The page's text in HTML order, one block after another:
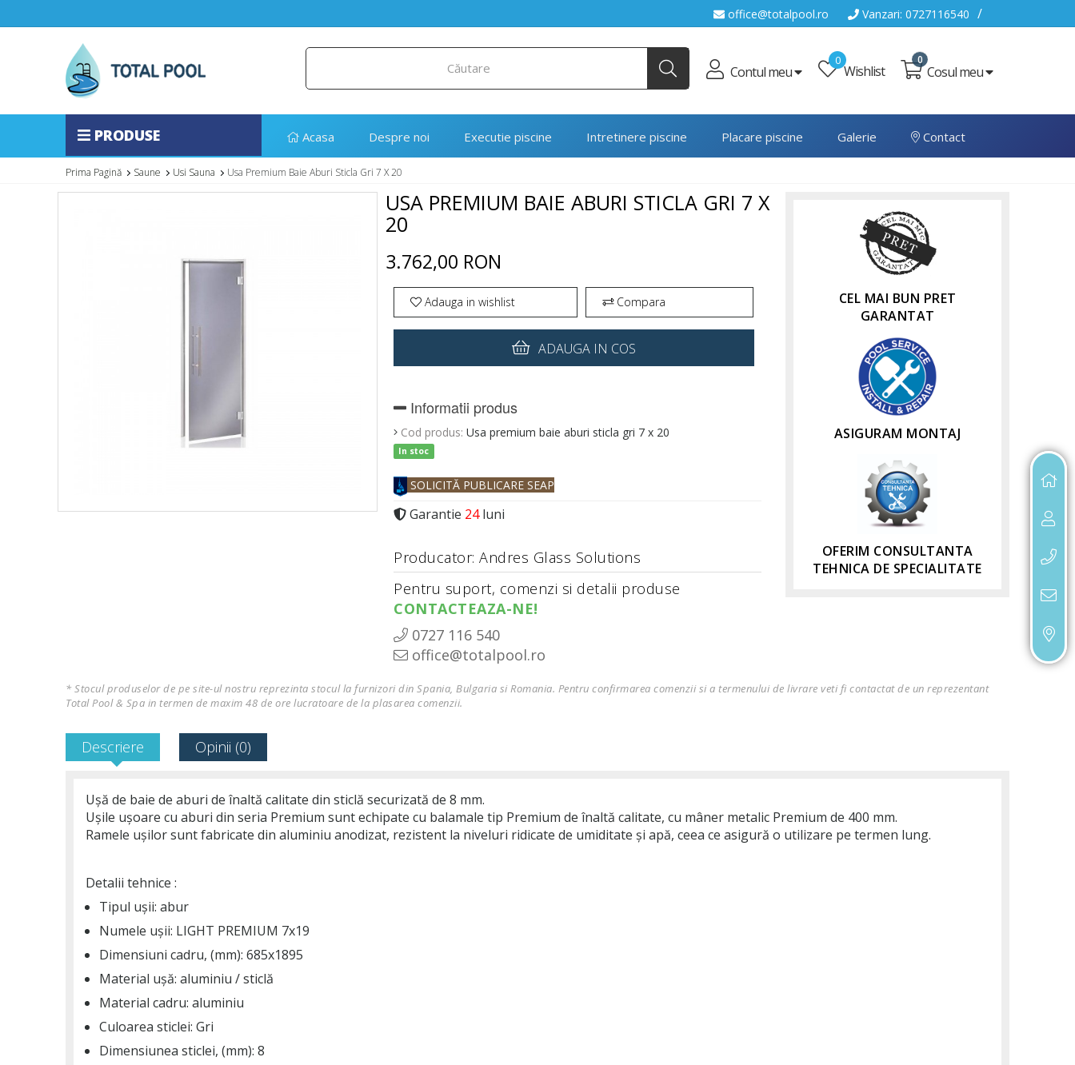
office@totalpool.ro Vanzari: 0727116540 /
Contul meu
0
Wishlist
0
Cosul meu
PRODUSE Acasa Despre noi Executie piscine Intretinere piscine Placare piscine Galerie Contact
Prima Pagină Saune Usi Sauna Usa Premium Baie Aburi Sticla Gri 7 X 20
USA PREMIUM BAIE ABURI STICLA GRI 7 X
20
3.762,00 RON
Adauga in wishlist Compara
ADAUGA IN COS
Informatii produs
Cod produs: Usa premium baie aburi sticla gri 7 x 20
In stoc
SOLICITĂ PUBLICARE SEAP
Garantie 24luni
Producator: Andres Glass Solutions
Pentru suport, comenzi si detalii produse
CONTACTEAZA-NE!
0727 116 540
office@totalpool.ro
CEL MAI BUN PRET
GARANTAT
ASIGURAM MONTAJ
OFERIM CONSULTANTA
TEHNICA DE SPECIALITATE
* Stocul produselor de pe site-ul nostru reprezinta stocul la furnizori din Spania, Bulgaria si Romania. Pentru confirmarea comenzii si a termenului de livrare veti fi contactat de un reprezentant
Total Pool & Spa in termen de maxim 48 de ore lucratoare de la plasarea comenzii.
Descriere Opinii (0)
Ușă de baie de aburi de înaltă calitate din sticlă securizată de 8 mm.
Ușile ușoare cu aburi din seria Premium sunt echipate cu balamale tip Premium de înaltă calitate, cu mâner metalic Premium de 400 mm.
Ramele ușilor sunt fabricate din aluminiu anodizat, rezistent la niveluri ridicate de umiditate și apă, ceea ce asigură o utilizare pe termen lung.
Detalii tehnice :
Tipul ușii: abur
Numele ușii: LIGHT PREMIUM 7x19
Dimensiuni cadru, (mm): 685x1895
Material ușă: aluminiu / sticlă
Material cadru: aluminiu
Culoarea sticlei: Gri
Dimensiunea sticlei, (mm): 8